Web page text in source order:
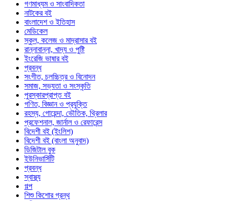
গণমাধ্যম ও সাংবাদিকতা
নাটকের বই
বাংলাদেশ ও ইতিহাস
মেডিকেল
স্কুল, কলেজ ও মাদ্রাসার বই
রান্নাবান্না, খাদ্য ও পুষ্টি
ইংরেজি ভাষার বই
প্রবন্ধ
সংগীত, চলচ্চিত্র ও বিনোদন
সমাজ, সভ্যতা ও সংস্কৃতি
পুরস্কারপ্রাপ্ত বই
গণিত, বিজ্ঞান ও প্রযুক্তি
রহস্য, গোয়েন্দা, ভৌতিক, থ্রিলার
প্রফেশনাল, জার্নাল ও রেফারেন্স
বিদেশী বই (ইংলিশ)
বিদেশী বই (বাংলা অনুবাদ)
ডিজিটাল বুক
ইউনিভার্সিটি
প্রবন্ধ
স্বাস্থ্য
গল্প
শিশু কিশোর গ্রন্থ